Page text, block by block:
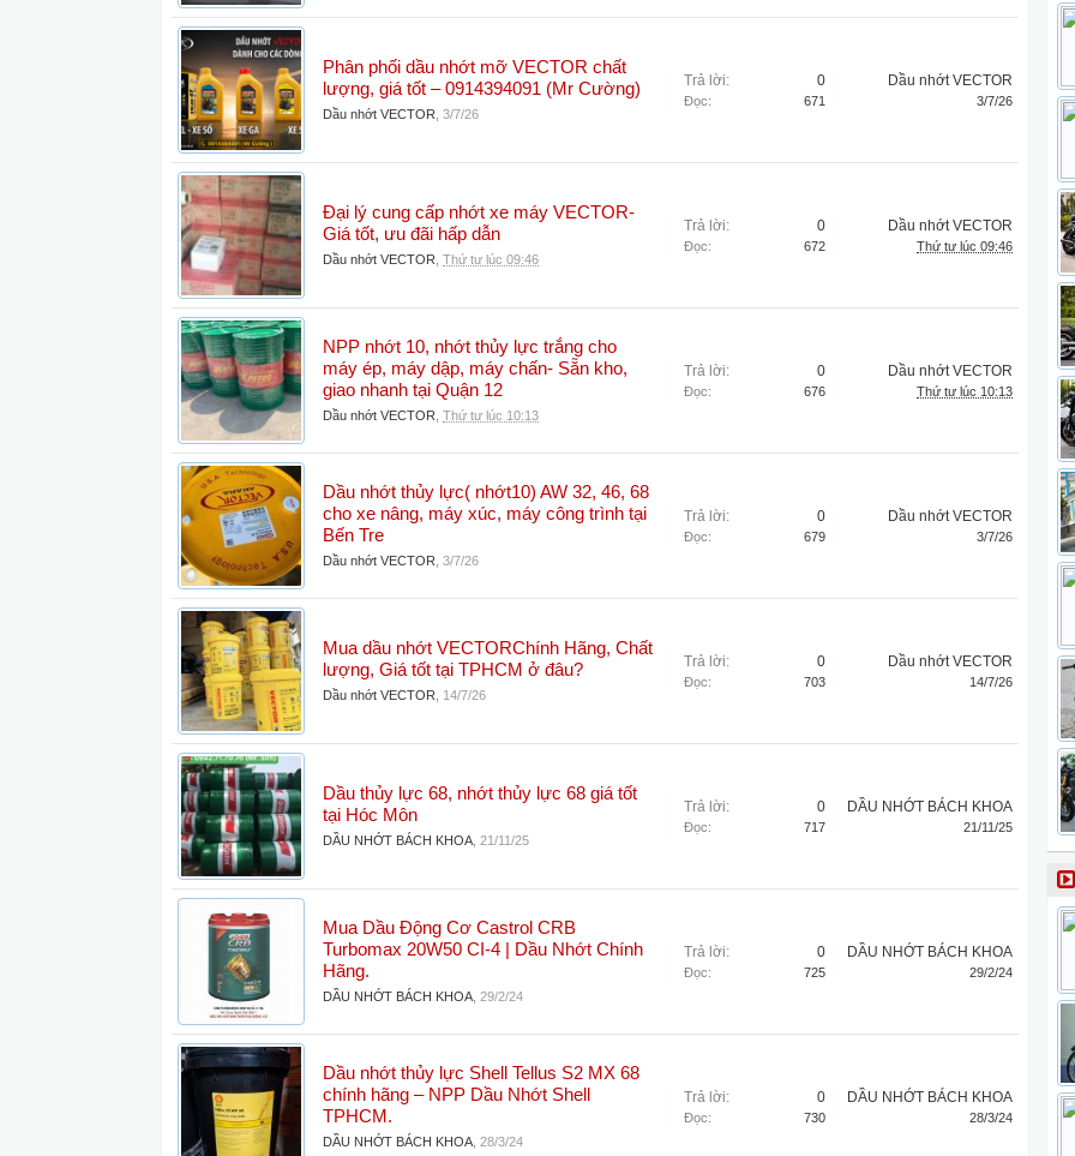
Phân phối dầu nhớt mỡ VECTOR chất
lượng, giá tốt – 0914394091 (Mr Cường)
Dầu nhớt VECTOR 3/7/26
Trả lời: 0
Đọc: 671
Dầu nhớt VECTOR
3/7/26
Đại lý cung cấp nhớt xe máy VECTOR-
Giá tốt, ưu đãi hấp dẫn
Dầu nhớt VECTOR Thứ tư lúc 09:46
Trả lời: 0
Đọc: 672
Dầu nhớt VECTOR
Thứ tư lúc 09:46
NPP nhớt 10, nhớt thủy lực trắng cho
máy ép, máy dập, máy chấn- Sẵn kho,
giao nhanh tại Quận 12
Dầu nhớt VECTOR Thứ tư lúc 10:13
Trả lời: 0
Đọc: 676
Dầu nhớt VECTOR
Thứ tư lúc 10:13
Dầu nhớt thủy lực( nhớt10) AW 32, 46, 68
cho xe nâng, máy xúc, máy công trình tại
Bến Tre
Dầu nhớt VECTOR 3/7/26
Trả lời: 0
Đọc: 679
Dầu nhớt VECTOR
3/7/26
Mua dầu nhớt VECTORChính Hãng, Chất
lượng, Giá tốt tại TPHCM ở đâu?
Dầu nhớt VECTOR 14/7/26
Trả lời: 0
Đọc: 703
Dầu nhớt VECTOR
14/7/26
Dầu thủy lực 68, nhớt thủy lực 68 giá tốt
tại Hóc Môn
DẦU NHỚT BÁCH KHOA 21/11/25
Trả lời: 0
Đọc: 717
DẦU NHỚT BÁCH KHOA
21/11/25
Mua Dầu Động Cơ Castrol CRB
Turbomax 20W50 CI-4 | Dầu Nhớt Chính
Hãng.
DẦU NHỚT BÁCH KHOA 29/2/24
Trả lời: 0
Đọc: 725
DẦU NHỚT BÁCH KHOA
29/2/24
Dầu nhớt thủy lực Shell Tellus S2 MX 68
chính hãng – NPP Dầu Nhớt Shell
TPHCM.
DẦU NHỚT BÁCH KHOA 28/3/24
Trả lời: 0
Đọc: 730
DẦU NHỚT BÁCH KHOA
28/3/24